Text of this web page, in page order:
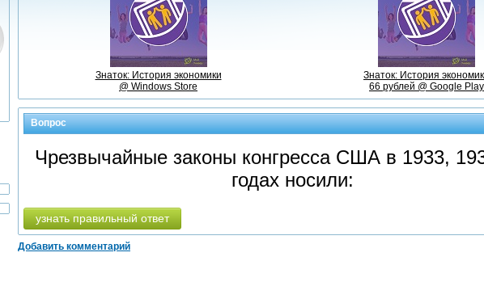
Знаток: История экономики
@ Windows Store
Знаток: История
66 рублей @ Google Play
Вопрос
Чрезвычайные законы конгресса США в 1933,
годах носили:
узнать правильный ответ
Добавить комментарий